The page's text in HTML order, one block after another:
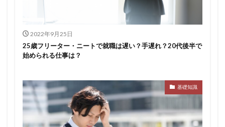
2022年9月25日
25歳フリーター・ニートで就職は遅い？手遅れ？20代後半で
始められる仕事は？
基礎知識